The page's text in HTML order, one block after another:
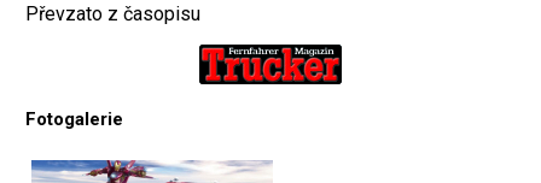
Převzato z časopisu
Fotogalerie